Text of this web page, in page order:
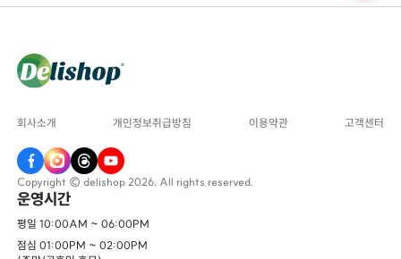
회사소개 개인정보취급방침 이용약관 고객센터
Copyright © delishop 2026. All rights reserved.
운영시간
평일 10:00AM ~ 06:00PM
점심 01:00PM ~ 02:00PM